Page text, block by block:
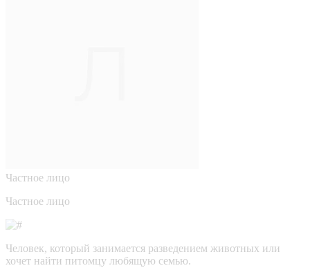
Частное лицо
Частное лицо
Человек, который занимается разведением животных или
хочет найти питомцу любящую семью.